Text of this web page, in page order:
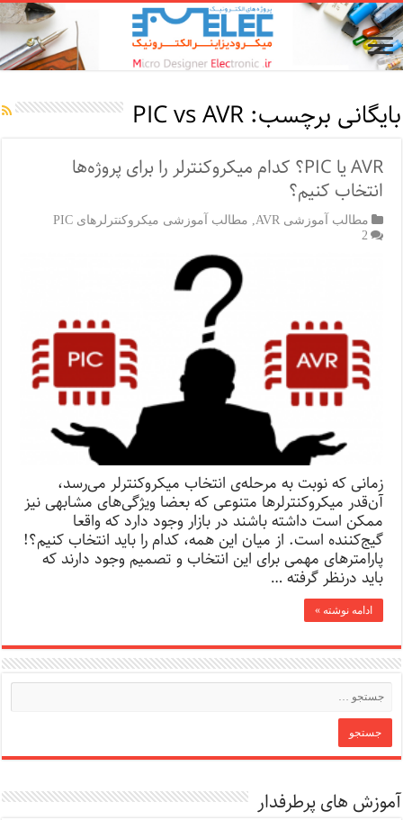
بایگانی برچسب:PIC vs AVR
AVR یا PIC؟ کدام میکروکنترلر را برای پروژه‌ها
انتخاب کنیم؟
مطالب آموزشی AVR
مطالب آموزشی میکروکنترلرهای PIC
2
زمانی که نوبت به مرحله‌ی انتخاب میکروکنترلر می‌رسد،
آن‌قدر میکروکنترلرها متنوعی که بعضا ویژگی‌های مشابهی نیز
ممکن است داشته باشند در بازار وجود دارد که واقعا
گیج‌کننده است. از میان این همه، کدام را باید انتخاب کنیم؟!
پارامترهای مهمی ‌برای این انتخاب و تصمیم وجود دارند که
باید درنظر گرفته …
ادامه نوشته »
آموزش های پرطرفدار